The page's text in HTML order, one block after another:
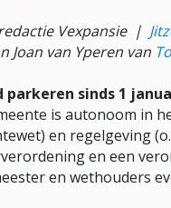
Vexpansie |
Joan van Yperen van
parkeren sinds 1
is autonoom in
en regelgeving
en een
en wethouders